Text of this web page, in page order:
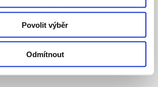
Povolit výběr
Odmítnout